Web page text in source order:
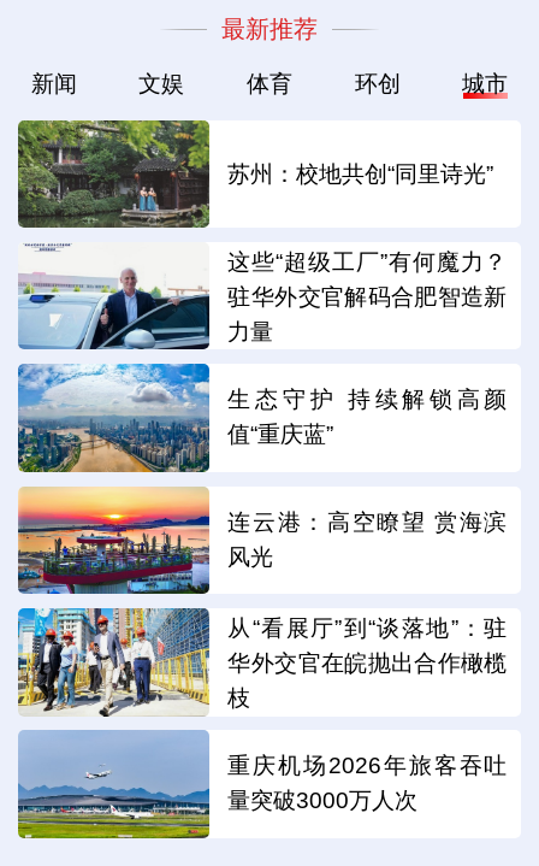
最新推荐
新闻 文娱 体育 环创 城市
苏州：校地共创“同里诗光”
这些“超级工厂”有何魔力？
驻华外交官解码合肥智造新
力量
生态守护 持续解锁高颜
值“重庆蓝”
连云港：高空瞭望 赏海滨
风光
从“看展厅”到“谈落地”：驻
华外交官在皖抛出合作橄榄
枝
重庆机场2026年旅客吞吐
量突破3000万人次